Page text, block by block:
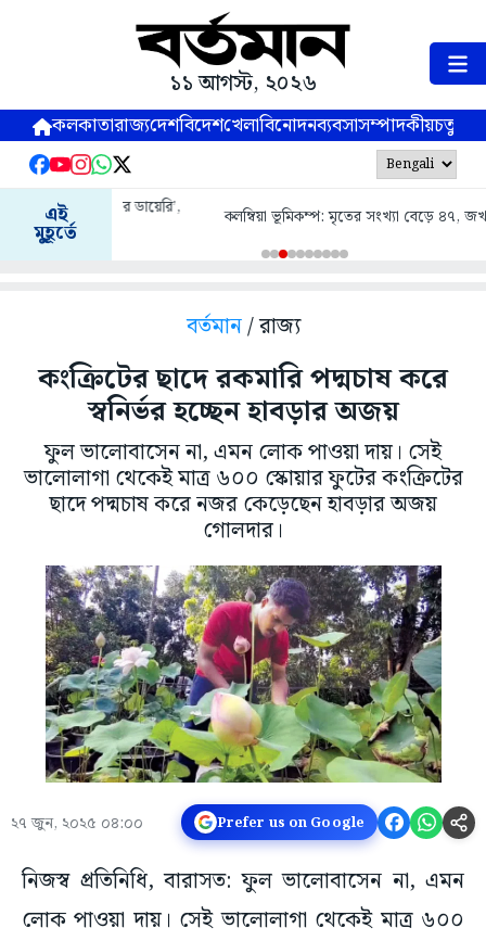
১১ আগস্ট, ২০২৬
কলকাতারাজ্যদেশবিদেশখেলাবিনোদনব্যবসাসম্পাদকীয়
এই
মুহূর্তে
কলম্বিয়া ভূমিকম্প: মৃতের সংখ্যা বেড়ে ৪৭, জখম বহু
বর্তমান/ রাজ্য
কংক্রিটের ছাদে রকমারি পদ্মচাষ করে
স্বনির্ভর হচ্ছেন হাবড়ার অজয়
ফুল ভালোবাসেন না, এমন লোক পাওয়া দায়। সেই
ভালোলাগা থেকেই মাত্র ৬০০ স্কোয়ার ফুটের কংক্রিটের
ছাদে পদ্মচাষ করে নজর কেড়েছেন হাবড়ার অজয়
গোলদার।
২৭ জুন, ২০২৫ ০৪:০০ Prefer us on Google
নিজস্ব প্রতিনিধি, বারাসত: ফুল ভালোবাসেন না, এমন
লোক পাওয়া দায়। সেই ভালোলাগা থেকেই মাত্র ৬০০